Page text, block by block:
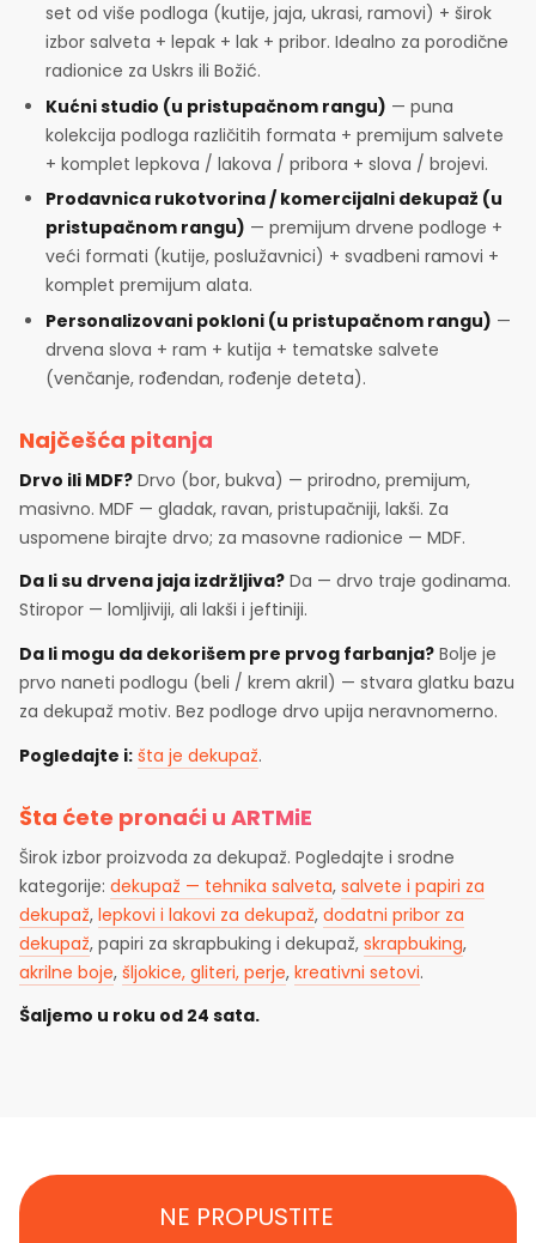
set od više podloga (kutije, jaja, ukrasi, ramovi) + širok
izbor salveta + lepak + lak + pribor. Idealno za porodične
radionice za Uskrs ili Božić.
Kućni studio (u pristupačnom rangu) — puna
kolekcija podloga različitih formata + premijum salvete
+ komplet lepkova / lakova / pribora + slova / brojevi.
Prodavnica rukotvorina / komercijalni dekupaž (u
pristupačnom rangu) — premijum drvene podloge +
veći formati (kutije, poslužavnici) + svadbeni ramovi +
komplet premijum alata.
Personalizovani pokloni (u pristupačnom rangu) —
drvena slova + ram + kutija + tematske salvete
(venčanje, rođendan, rođenje deteta).
Najčešća pitanja
Drvo ili MDF? Drvo (bor, bukva) — prirodno, premijum,
masivno. MDF — gladak, ravan, pristupačniji, lakši. Za
uspomene birajte drvo; za masovne radionice — MDF.
Da li su drvena jaja izdržljiva? Da — drvo traje godinama.
Stiropor — lomljiviji, ali lakši i jeftiniji.
Da li mogu da dekorišem pre prvog farbanja? Bolje je
prvo naneti podlogu (beli / krem akril) — stvara glatku bazu
za dekupaž motiv. Bez podloge drvo upija neravnomerno.
Pogledajte i: šta je dekupaž.
Šta ćete pronaći u ARTMiE
Širok izbor proizvoda za dekupaž. Pogledajte i srodne
kategorije: dekupaž — tehnika salveta, salvete i papiri za
dekupaž, lepkovi i lakovi za dekupaž, dodatni pribor za
dekupaž, papiri za skrapbuking i dekupaž, skrapbuking,
akrilne boje, šljokice, gliteri, perje, kreativni setovi.
Šaljemo u roku od 24 sata.
NE PROPUSTITE